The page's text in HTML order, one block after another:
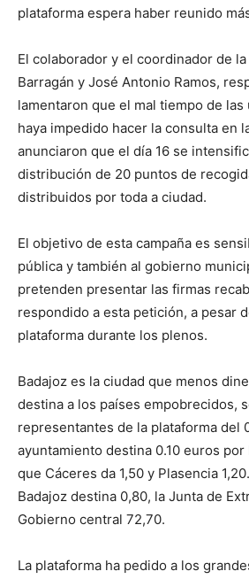
plataforma espera haber reunido
El colaborador y el coordinador de
Barragán y José Antonio Ramos,
lamentaron que el mal tiempo de las
haya impedido hacer la consulta en
anunciaron que el día 16 se
distribución de 20 puntos de
distribuidos por toda a ciudad.
El objetivo de esta campaña es
pública y también al gobierno
pretenden presentar las firmas
respondido a esta petición, a pesar
plataforma durante los plenos.
Badajoz es la ciudad que menos
destina a los países empobrecidos,
representantes de la plataforma del
ayuntamiento destina 0.10 euros
que Cáceres da 1,50 y Plasencia
Badajoz destina 0,80, la Junta de
Gobierno central 72,70.
La plataforma ha pedido a los